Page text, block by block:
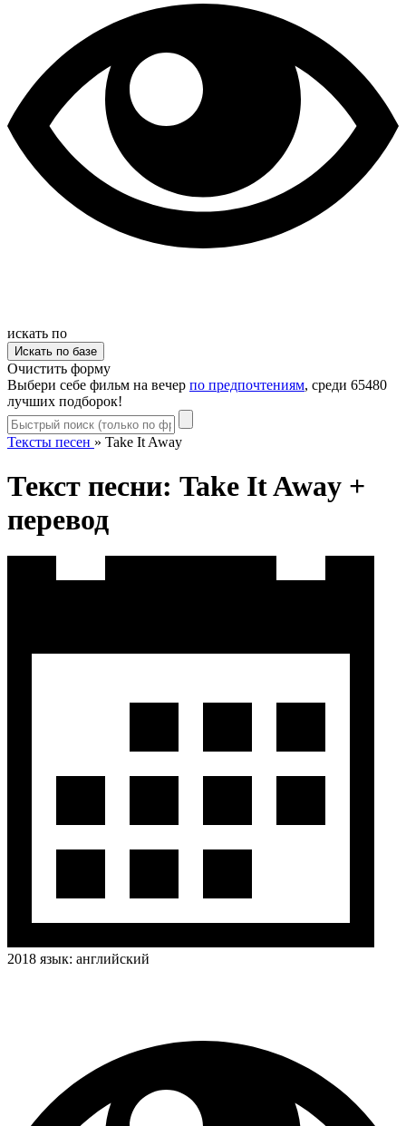
искать по
Очистить форму
Выбери себе фильм на вечер по предпочтениям, среди 65480
лучших подборок!
Тексты песен » Take It Away
Текст песни: Take It Away +
перевод
2018 язык: английский